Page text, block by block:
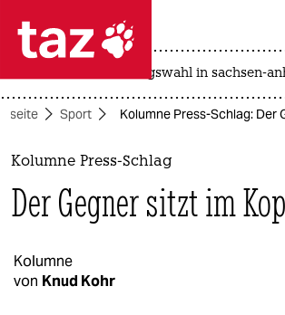
 taz zahl ich
taz zahl ich
themen
politik
gesellschaft
landtagswahl in sachsen-
Sport Kolumne Press-Schlag: Der
Kolumne Press-Schlag
Der Gegner sitzt im
Kolumne
von Knud Kohr